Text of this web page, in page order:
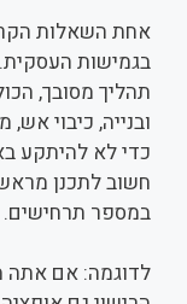
אחת השאלות
בגמישות
תהליך מסובך,
ובנייה, כיבוי
כדי לא להיתקע
חשוב לתכנן
במספר תרחישים.
לדוגמה: אם אתה